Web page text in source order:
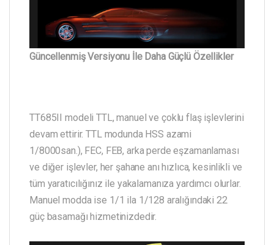
Güncellenmiş Versiyonu İle Daha Güçlü Özellikler
TT685II modeli TTL, manuel ve çoklu flaş işlevlerini
devam ettirir. TTL modunda HSS azami
1/8000san.), FEC, FEB, arka perde eşzamanlaması
ve diğer işlevler, her şahane anı hızlıca, kesinlikli ve
tüm yaratıcılığınız ile yakalamanıza yardımcı olurlar.
Manuel modda ise 1/1 ila 1/128 aralığındaki 22
güç basamağı hizmetinizdedir.